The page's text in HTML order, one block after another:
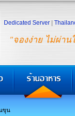
"จองง่าย ไม่ผ่าน
Dedicated Server
ขุน